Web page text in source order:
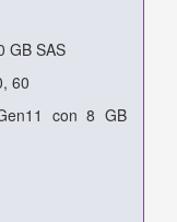
GB SAS
60
con 8 GB